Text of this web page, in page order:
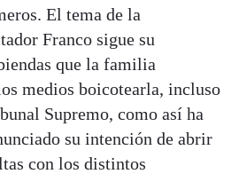
El tema de la
Franco sigue su
que la familia
medios boicotearla, incluso
Supremo, como así ha
su intención de abrir
con los distintos